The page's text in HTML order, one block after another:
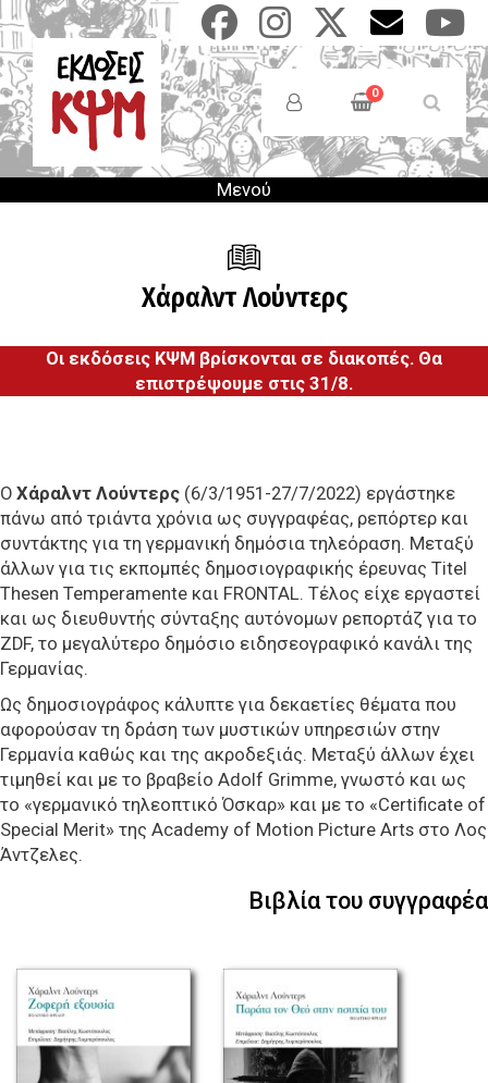
Παράκαμψη
προς
το
κυρίως
περιεχόμενο
Users
Menu
0
Μενού
Χάραλντ Λούντερς
Οι εκδόσεις ΚΨΜ βρίσκονται σε διακοπές. Θα
επιστρέψουμε στις 31/8.
Ο Χάραλντ Λούντερς (6/3/1951-27/7/2022) εργάστηκε
πάνω από τριάντα χρόνια ως συγγραφέας, ρεπόρτερ και
συντάκτης για τη γερμανική δημόσια τηλεόραση. Μεταξύ
άλλων για τις εκπομπές δημοσιογραφικής έρευνας Titel
Thesen Temperamente και FRONTAL. Τέλος είχε εργαστεί
και ως διευθυντής σύνταξης αυτόνομων ρεπορτάζ για το
ZDF, το μεγαλύτερο δημόσιο ειδησεογραφικό κανάλι της
Γερμανίας.
Ως δημοσιογράφος κάλυπτε για δεκαετίες θέματα που
αφορούσαν τη δράση των μυστικών υπηρεσιών στην
Γερμανία καθώς και της ακροδεξιάς. Μεταξύ άλλων έχει
τιμηθεί και με το βραβείο Adolf Grimme, γνωστό και ως
το «γερμανικό τηλεοπτικό Όσκαρ» και με το «Certificate of
Special Merit» της Academy of Motion Picture Arts στο Λος
Άντζελες.
Βιβλία του συγγραφέα